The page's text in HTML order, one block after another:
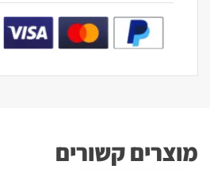
מוצרים קשורים